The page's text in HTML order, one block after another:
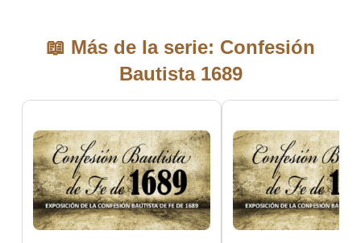
📖 Más de la serie: Confesión
Bautista 1689